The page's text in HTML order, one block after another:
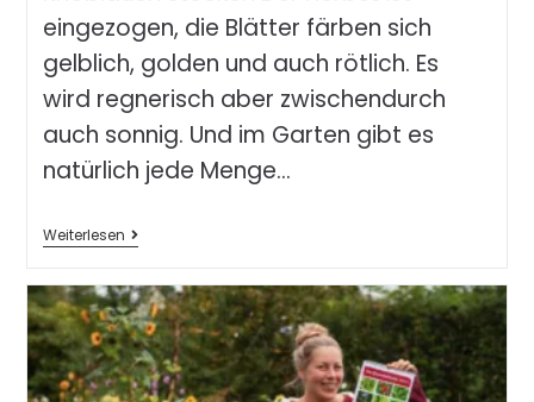
eingezogen, die Blätter färben sich
gelblich, golden und auch rötlich. Es
wird regnerisch aber zwischendurch
auch sonnig. Und im Garten gibt es
natürlich jede Menge…
Weiterlesen